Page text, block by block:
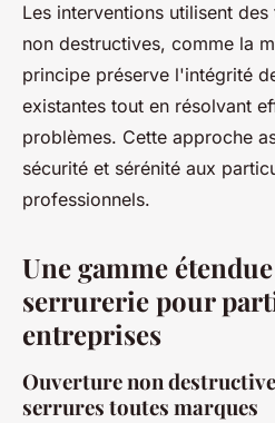
Les interventions utilisent
non destructives, comme la
principe préserve l'intégrité
existantes tout en résolvant
problèmes. Cette approche
sécurité et sérénité aux
professionnels.
Une gamme
serrurerie pour
entreprises
Ouverture non
serrures toutes marques